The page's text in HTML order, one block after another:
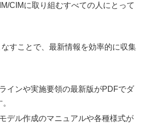
CIMに取り組むすべての人にとって
すことで、最新情報を効率的に収集
インや実施要領の最新版がPDFでダ
デル作成のマニュアルや各種様式が